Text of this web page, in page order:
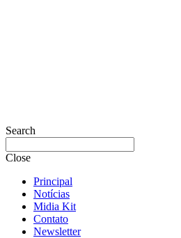
Search
Close
Principal
Notícias
Midia Kit
Contato
Newsletter